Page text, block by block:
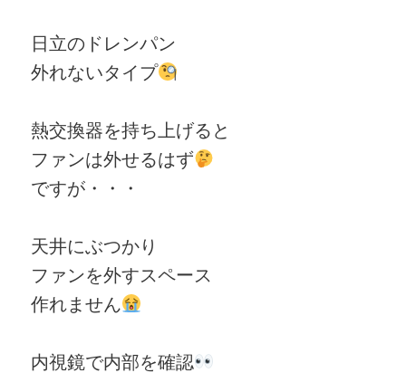
日立のドレンパン
外れないタイプ
熱交換器を持ち上げると
ファンは外せるはず
ですが・・・
天井にぶつかり
ファンを外すスペース
作れません
内視鏡で内部を確認